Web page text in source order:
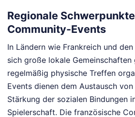
Regionale
Community-Events
In Ländern wie Frankreich und
sich große lokale
regelmäßig physische Treffen
Events dienen dem Austausch
Stärkung der sozialen Bindungen
Spielerschaft. Die französische